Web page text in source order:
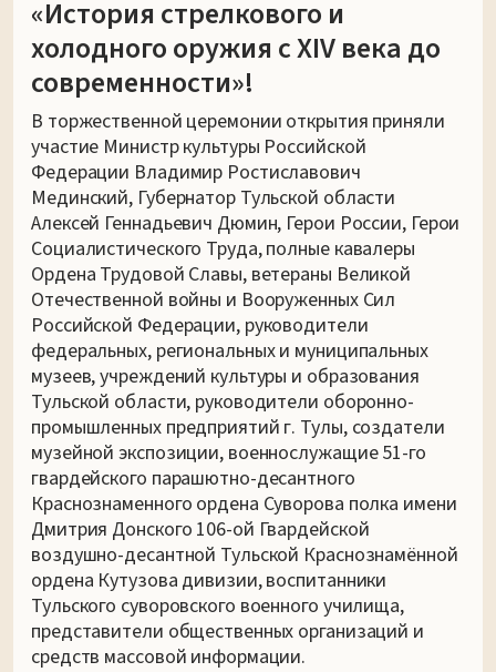
«История стрелкового и
холодного оружия с XIV века до
современности»!
В торжественной церемонии открытия приняли
участие Министр культуры Российской
Федерации Владимир Ростиславович
Мединский, Губернатор Тульской области
Алексей Геннадьевич Дюмин, Герои России, Герои
Социалистического Труда, полные кавалеры
Ордена Трудовой Славы, ветераны Великой
Отечественной войны и Вооруженных Сил
Российской Федерации, руководители
федеральных, региональных и муниципальных
музеев, учреждений культуры и образования
Тульской области, руководители оборонно-
промышленных предприятий г. Тулы, создатели
музейной экспозиции, военнослужащие 51-го
гвардейского парашютно-десантного
Краснознаменного ордена Суворова полка имени
Дмитрия Донского 106-ой Гвардейской
воздушно-десантной Тульской Краснознамённой
ордена Кутузова дивизии, воспитанники
Тульского суворовского военного училища,
представители общественных организаций и
средств массовой информации.